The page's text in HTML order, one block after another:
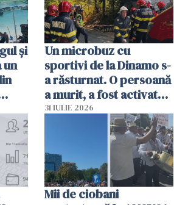
și
un
Un microbuz cu
sportivi de la Dinamo s-
a răsturnat. O persoană
a murit, a fost activat
planul roșu de
31 IULIE 2026
Mii de ciobani